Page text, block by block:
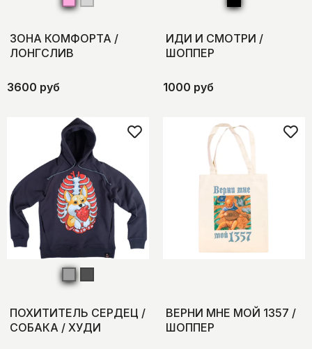
ЗОНА КОМФОРТА /
ЛОНГСЛИВ
3600 руб
ИДИ И СМОТРИ /
ШОППЕР
1000 руб
ПОХИТИТЕЛЬ СЕРДЕЦ /
СОБАКА / ХУДИ
ВЕРНИ МНЕ МОЙ 1357 /
ШОППЕР